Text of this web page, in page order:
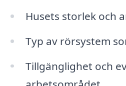
Husets storlek och
Typ av rörsystem
Tillgänglighet och